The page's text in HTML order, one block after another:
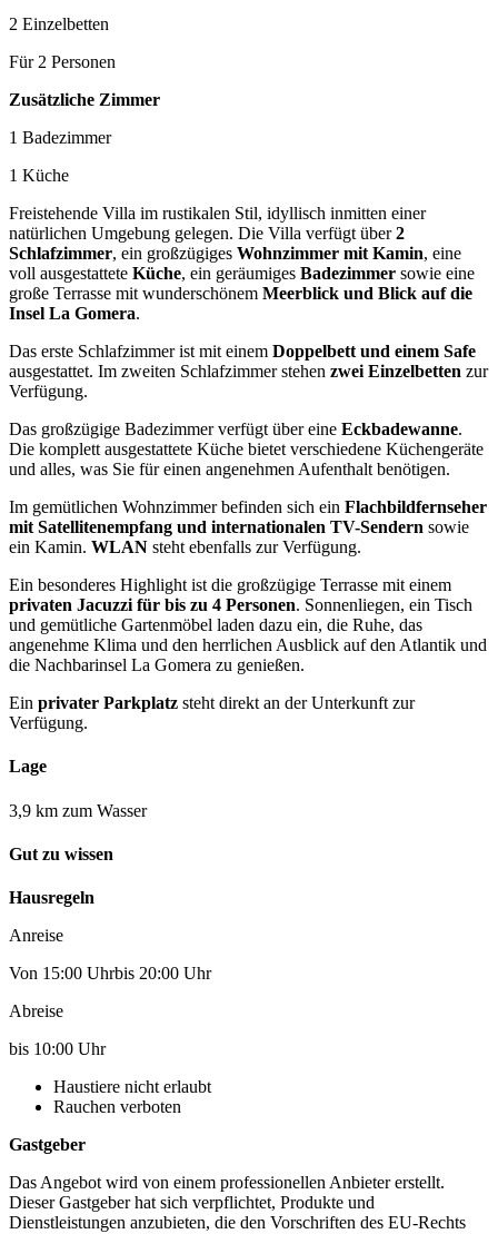
2 Einzelbetten
Für 2 Personen
Zusätzliche Zimmer
1 Badezimmer
1 Küche
Freistehende Villa im rustikalen Stil, idyllisch inmitten einer
natürlichen Umgebung gelegen. Die Villa verfügt über2
Schlafzimmer, ein großzügiges Wohnzimmer mit Kamin, eine
voll ausgestattete Küche, ein geräumiges Badezimmer sowie eine
große Terrasse mit wunderschönem Meerblick und Blick auf die
Insel La Gomera.
Das erste Schlafzimmer ist mit einem Doppelbett und einem Safe
ausgestattet. Im zweiten Schlafzimmer stehen zwei Einzelbetten zur
Verfügung.
Das großzügige Badezimmer verfügt über eine Eckbadewanne.
Die komplett ausgestattete Küche bietet verschiedene Küchengeräte
und alles, was Sie für einen angenehmen Aufenthalt benötigen.
Im gemütlichen Wohnzimmer befinden sich ein Flachbildfernseher
mit Satellitenempfang und internationalen TV-Sendern sowie
ein Kamin. WLAN steht ebenfalls zur Verfügung.
Ein besonderes Highlight ist die großzügige Terrasse mit einem
privaten Jacuzzi für bis zu 4 Personen. Sonnenliegen, ein Tisch
und gemütliche Gartenmöbel laden dazu ein, die Ruhe, das
angenehme Klima und den herrlichen Ausblick auf den Atlantik und
die Nachbarinsel La Gomera zu genießen.
Ein privater Parkplatz steht direkt an der Unterkunft zur
Verfügung.
Lage
3,9 km zum Wasser
Gut zu wissen
Hausregeln
Anreise
Von 15:00 Uhrbis 20:00 Uhr
Abreise
bis 10:00 Uhr
Haustiere nicht erlaubt
Rauchen verboten
Gastgeber
Das Angebot wird von einem professionellen Anbieter erstellt.
Dieser Gastgeber hat sich verpflichtet, Produkte und
Dienstleistungen anzubieten, die den Vorschriften des EU-Rechts